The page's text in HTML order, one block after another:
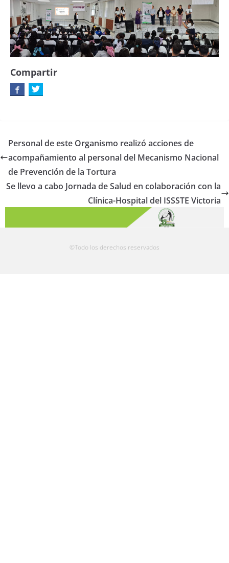
Compartir
Personal de este Organismo realizó acciones de
acompañamiento al personal del Mecanismo Nacional
de Prevención de la Tortura
Se llevo a cabo Jornada de Salud en colaboración con la
Clínica-Hospital del ISSSTE Victoria
©Todo los derechos reservados